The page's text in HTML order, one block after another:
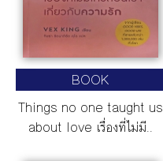
BOOK
Things no one taught us
about love เรื่องที่ไม่มี..